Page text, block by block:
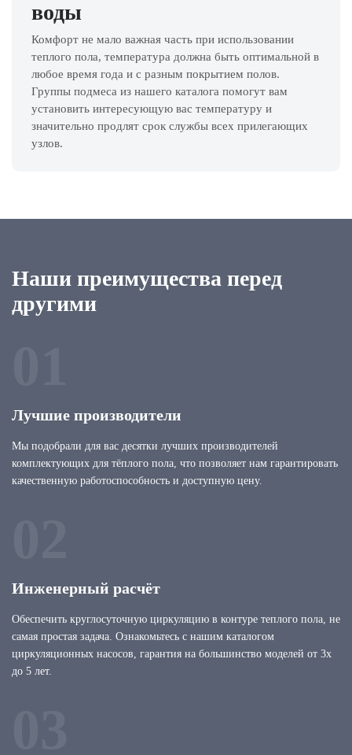
воды
Комфорт не мало важная часть при использовании
теплого пола, температура должна быть оптимальной в
любое время года и с разным покрытием полов.
Группы подмеса из нашего каталога помогут вам
установить интересующую вас температуру и
значительно продлят срок службы всех прилегающих
узлов.
Наши преимущества перед
другими
Лучшие производители
Мы подобрали для вас десятки лучших производителей
комплектующих для тёплого пола, что позволяет нам гарантировать
качественную работоспособность и доступную цену.
Инженерный расчёт
Обеспечить круглосуточную циркуляцию в контуре теплого пола, не
самая простая задача. Ознакомьтесь с нашим каталогом
циркуляционных насосов, гарантия на большинство моделей от 3х
до 5 лет.